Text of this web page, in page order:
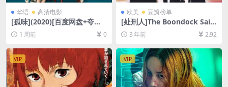
华语 高清电影
[孤味](2020)[百度网盘+夸克
网盘1080P超清未删减资源]
[网盘在线播放/下载][MP4/4G
1 周前 0
欧美 豆瓣榜单
[处刑人]The Boondock Sain
ts (1999)[百度网盘+夸克网盘
1080P超清未删减资源][网盘
[中英字幕]
3 年前 2.92
VIP VIP